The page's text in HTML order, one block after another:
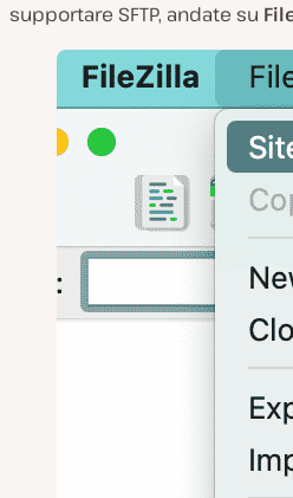
supportare SFTP, andate su